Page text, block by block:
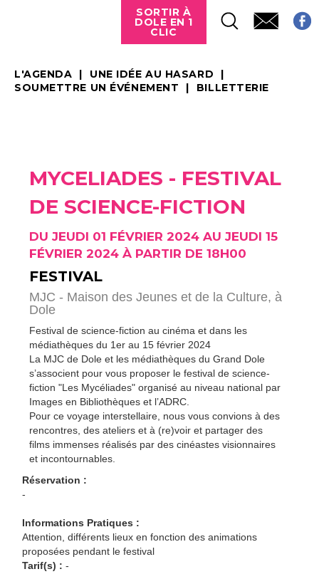
SORTIR À
DOLE EN 1
CLIC
L'AGENDA
UNE IDÉE AU HASARD
SOUMETTRE UN ÉVÉNEMENT
BILLETTERIE
MYCELIADES - FESTIVAL
DE SCIENCE-FICTION
DU JEUDI 01 FÉVRIER 2024 AU JEUDI 15
FÉVRIER 2024 À PARTIR DE 18H00
FESTIVAL
MJC - Maison des Jeunes et de la Culture, à
Dole
Festival de science-fiction au cinéma et dans les
médiathèques du 1er au 15 février 2024
La MJC de Dole et les médiathèques du Grand Dole
s’associent pour vous proposer le festival de science-
fiction "Les Mycéliades" organisé au niveau national par
Images en Bibliothèques et l’ADRC.
Pour ce voyage interstellaire, nous vous convions à des
rencontres, des ateliers et à (re)voir et partager des
films immenses réalisés par des cinéastes visionnaires
et incontournables.
Réservation :
-
Informations Pratiques :
Attention, différents lieux en fonction des animations
proposées pendant le festival
Tarif(s) : -